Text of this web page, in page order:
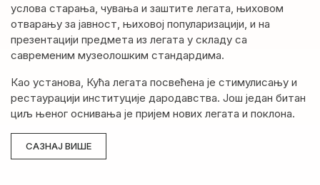
услова старања, чувања и заштите легата, њиховом
отварању за јавност, њиховој популаризацији, и на
презентацији предмета из легата у складу са
савременим музеолошким стандардима.
Као установа, Кућа легата посвећена је стимулисању и
рестаурацији институције дародавства. Још један битан
циљ њеног оснивања је пријем нових легата и поклона.
САЗНАЈ ВИШЕ